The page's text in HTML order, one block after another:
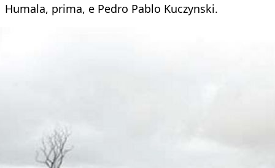
Humala, prima, e Pedro Pablo Kuczynski.